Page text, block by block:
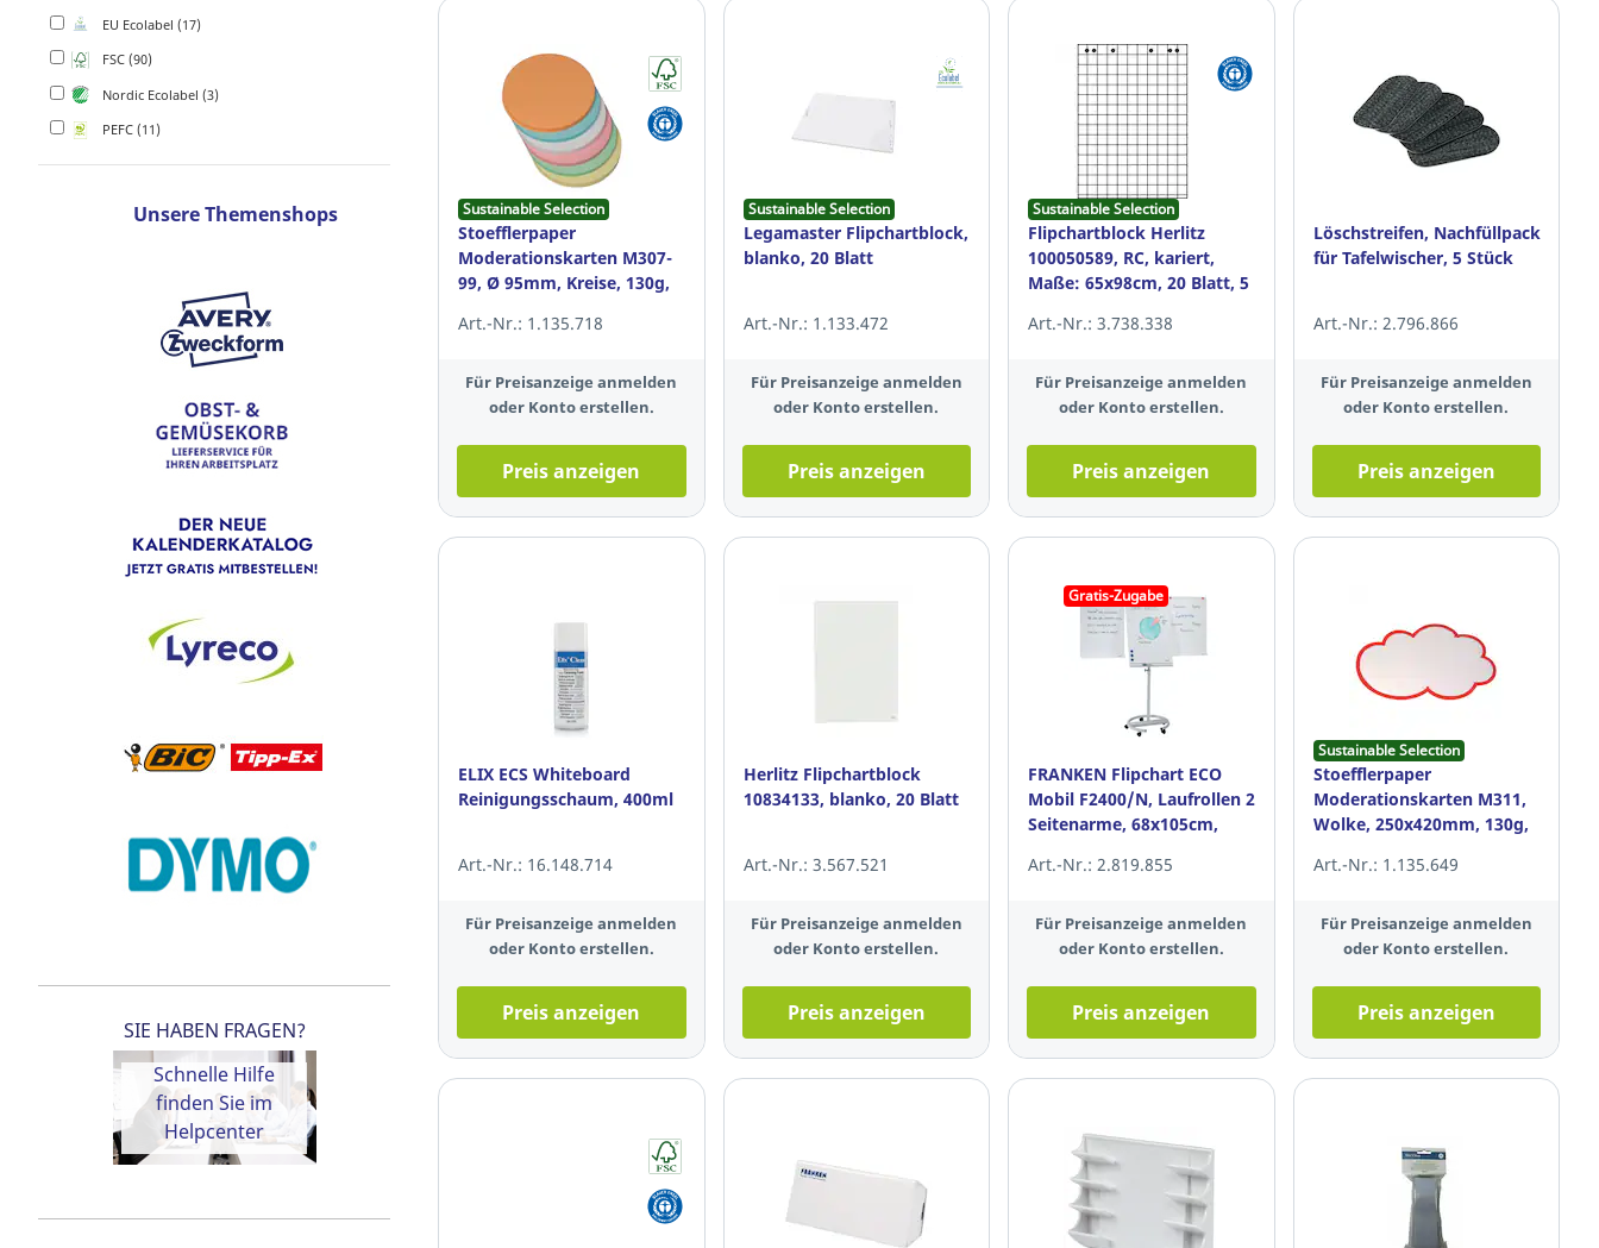
EU Ecolabel (17)
FSC (90)
Nordic Ecolabel (3)
PEFC (11)
Unsere Themenshops
SIE HABEN FRAGEN?
Schnelle Hilfe
finden Sie im
Helpcenter
Sustainable Selection
Stoefflerpaper
Moderationskarten M307-
99, Ø 95mm, Kreise, 130g,
Art.-Nr.: 1.135.718
Für Preisanzeige anmelden
oder Konto erstellen.
Preis anzeigen
Sustainable Selection
Legamaster Flipchartblock,
blanko, 20 Blatt
Art.-Nr.: 1.133.472
Für Preisanzeige anmelden
oder Konto erstellen.
Preis anzeigen
Sustainable Selection
Flipchartblock Herlitz
100050589, RC, kariert,
Maße: 65x98cm, 20 Blatt, 5
Art.-Nr.: 3.738.338
Für Preisanzeige anmelden
oder Konto erstellen.
Preis anzeigen
Löschstreifen, Nachfüllpack
für Tafelwischer, 5 Stück
Art.-Nr.: 2.796.866
Für Preisanzeige anmelden
oder Konto erstellen.
Preis anzeigen
ELIX ECS Whiteboard
Reinigungsschaum, 400ml
Art.-Nr.: 16.148.714
Für Preisanzeige anmelden
oder Konto erstellen.
Preis anzeigen
Herlitz Flipchartblock
10834133, blanko, 20 Blatt
Art.-Nr.: 3.567.521
Für Preisanzeige anmelden
oder Konto erstellen.
Preis anzeigen
Gratis-Zugabe
FRANKEN Flipchart ECO
Mobil F2400/N, Laufrollen 2
Seitenarme, 68x105cm,
Art.-Nr.: 2.819.855
Für Preisanzeige anmelden
oder Konto erstellen.
Preis anzeigen
Sustainable Selection
Stoefflerpaper
Moderationskarten M311,
Wolke, 250x420mm, 130g,
Art.-Nr.: 1.135.649
Für Preisanzeige anmelden
oder Konto erstellen.
Preis anzeigen